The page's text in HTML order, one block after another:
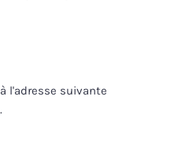
l'adresse suivante
.